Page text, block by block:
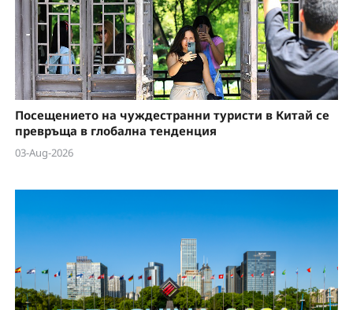
Посещението на чуждестранни туристи в Китай се
превръща в глобална тенденция
03-Aug-2026